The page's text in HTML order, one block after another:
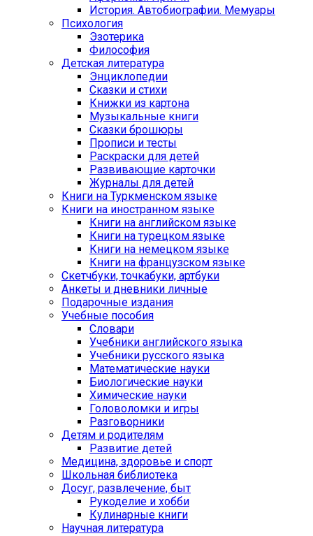
История. Автобиографии. Мемуары
Психология
Эзотерика
Философия
Детская литература
Энциклопедии
Сказки и стихи
Книжки из картона
Музыкальные книги
Сказки брошюры
Прописи и тесты
Раскраски для детей
Развивающие карточки
Журналы для детей
Книги на Туркменском языке
Книги на иностранном языке
Книги на английском языке
Книги на турецком языке
Книги на немецком языке
Книги на французском языке
Cкетчбуки, точкабуки, артбуки
Анкеты и дневники личные
Подарочные издания
Учебные пособия
Словари
Учебники английского языка
Учебники русского языка
Математические науки
Биологические науки
Химические науки
Головоломки и игры
Разговорники
Детям и родителям
Развитие детей
Медицина, здоровье и спорт
Школьная библиотека
Досуг, развлечение, быт
Рукоделие и хобби
Кулинарные книги
Научная литература